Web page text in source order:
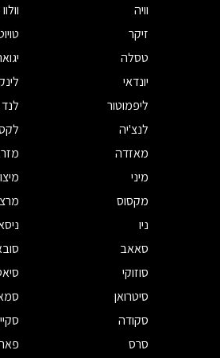
וויה
וולוו
זיקר
טסלה
יונדאי
ליפמוטור
לנצ'יה
מאזדה
מיני
מקסוס
ניו
סאאב
סוזוקי
סיטרואן
סקודה
סרס